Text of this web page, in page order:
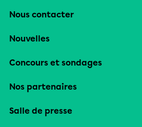
Nous contacter
Nouvelles
Concours et sondages
Nos partenaires
Salle de presse